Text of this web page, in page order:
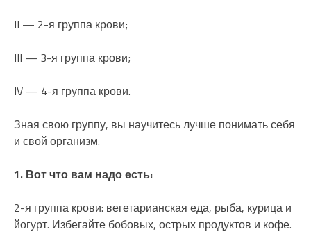
II — 2-я группа крови;
III — 3-я группа крови;
IV — 4-я группа крови.
Зная свою группу, вы научитесь лучше понимать себя
и свой организм.
1. Вот что вам надо есть:
2-я группа крови: вегетарианская еда, рыба, курица и
йогурт. Избегайте бобовых, острых продуктов и кофе.